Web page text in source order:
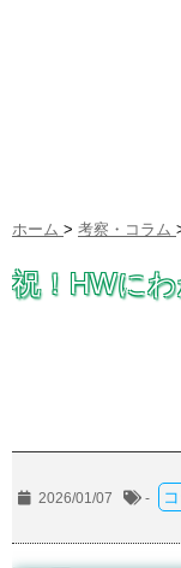
ホーム > 考察・コラム
祝！HWに
2026/01/07 -